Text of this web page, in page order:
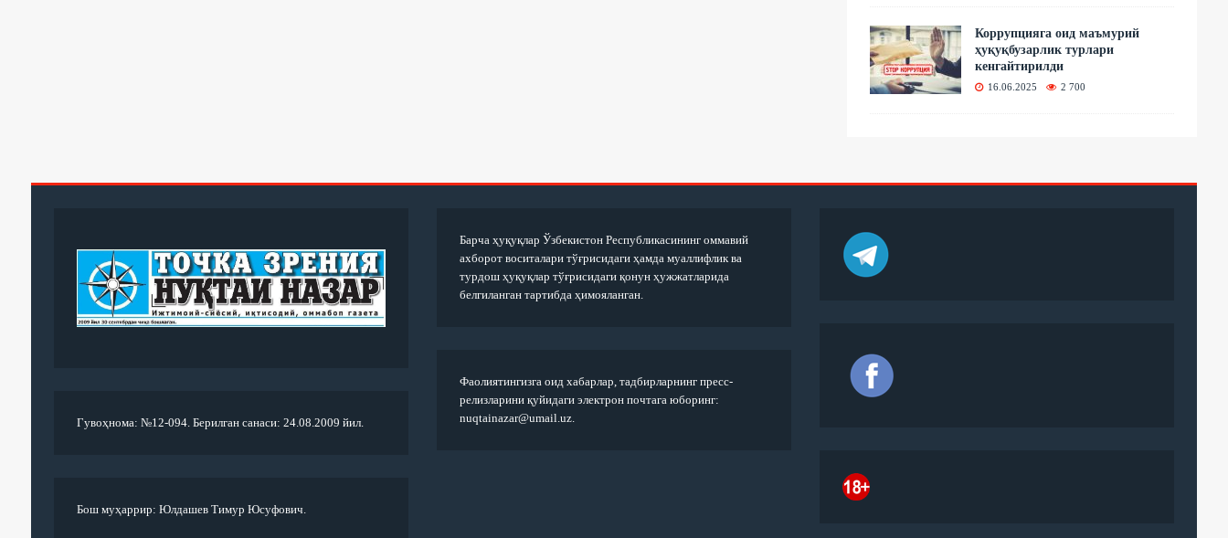
Коррупцияга оид маъмурий
ҳуқуқбузарлик турлари
кенгайтирилди
16.06.2025 2 700
Гувоҳнома: №12-094. Берилган санаси: 24.08.2009 йил.
Бош муҳаррир: Юлдашев Тимур Юсуфович.
Барча ҳуқуқлар Ўзбекистон Республикасининг оммавий
ахборот воситалари тўғрисидаги ҳамда муаллифлик ва
турдош ҳуқуқлар тўғрисидаги қонун ҳужжатларида
белгиланган тартибда ҳимояланган.
Фаолиятингизга оид хабарлар, тадбирларнинг пресс-
релизларини қуйидаги электрон почтага юборинг:
nuqtainazar@umail.uz.